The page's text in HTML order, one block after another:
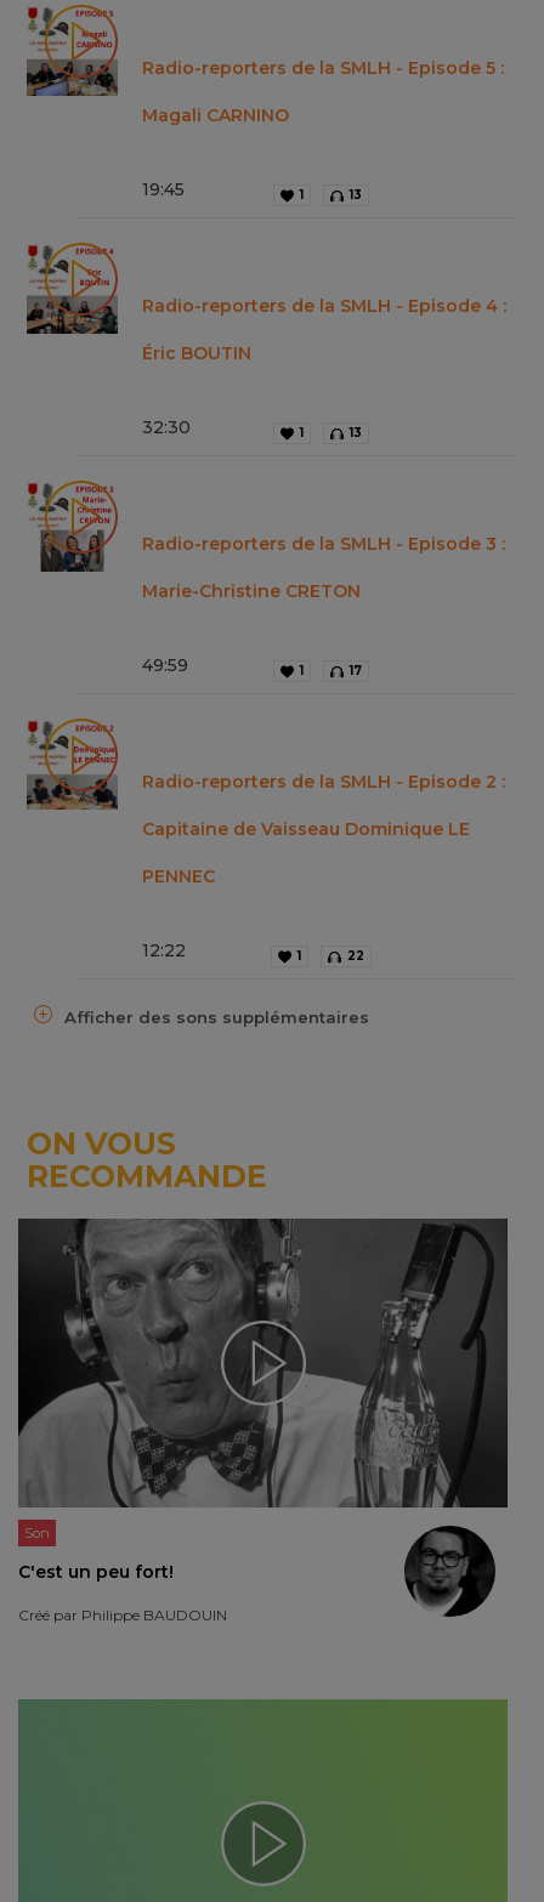
Radio-reporters de la SMLH - Episode 5 :
Magali CARNINO
19:45 1 13
Radio-reporters de la SMLH - Episode 4 :
Éric BOUTIN
32:30 1 13
Radio-reporters de la SMLH - Episode 3 :
Marie-Christine CRETON
49:59 1 17
Radio-reporters de la SMLH - Episode 2 :
Capitaine de Vaisseau Dominique LE
PENNEC
12:22 1 22
Afficher des sons supplémentaires
ON VOUS
RECOMMANDE
Son
C'est un peu fort!
Créé par Philippe BAUDOUIN